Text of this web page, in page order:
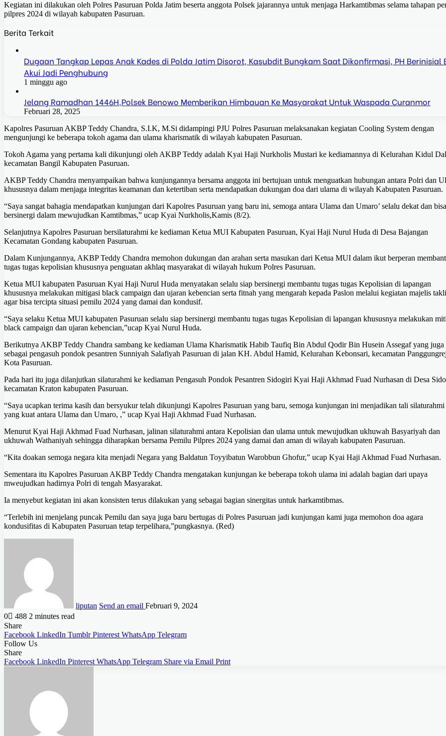
Kegiatan ini dilakukan oleh Polres Pasuruan Polda Jatim beserta anggota Polsek jajarannya untuk menjaga Harkamtibmas selama tahapan
pilpres 2024 di wilayah kabupaten Pasuruan.
Berita Terkait
Dugaan Tangkap Lepas Anak Kades di Polda Jatim Disorot, Kasubdit Bungkam Saat Dikonfirmasi, PH Berinisial
Akui Jadi Penghubung
1 minggu ago
Jelang Ramadhan 1446H,Polsek Benowo Memberikan Himbauan Ke Masyarakat Untuk Waspada Curanmor
Februari 28, 2025
Kapolres Pasuruan AKBP Teddy Chandra, S.I.K, M.Si didampingi PJU Polres Pasuruan melaksanakan kegiatan Cooling System dengan
mengunjungi ke beberapa tokoh agama dan ulama kharismatik di wilayah kabupaten Pasuruan.
Tokoh Agama yang pertama kali dikunjungi oleh AKBP Teddy adalah Kyai Haji Nurkholis Mustari ke kediamannya di Kelurahan Kidul
kecamatan Bangil Kabupaten Pasuruan.
AKBP Teddy Chandra menyampaikan bahwa kunjungannya bersama anggota ini bertujuan untuk menguatkan hubungan antara Polri dan
khususnya dalam menjaga integritas keamanan dan ketertiban serta mendapatkan dukungan doa dari ulama di wilayah Kabupaten Pasuruan.
“Saya sangat bahagia mendapatkan kunjungan dari Kapolres Pasuruan yang baru ini, semoga antara Ulama dan Umaro’ selalu dekat dan bisa
bersinergi dalam mewujudkan Kamtibmas,” ucap Kyai Nurkholis,Kamis (8/2).
Selanjutnya Kapolres Pasuruan bersilaturahmi ke kediaman Ketua MUI Kabupaten Pasuruan, Kyai Haji Nurul Huda di Desa Bajangan
Kecamatan Gondang kabupaten Pasuruan.
Dalam Kunjungannya, AKBP Teddy Chandra memohon dukungan dan arahan serta masukan dari Ketua MUI dalam ikut berperan
tugas tugas kepolisian khususnya penguatan akhlaq masyarakat di wilayah hukum Polres Pasuruan.
Ketua MUI kabupaten Pasuruan Kyai Haji Nurul Huda menyatakan selalu siap bersinergi membantu tugas tugas Kepolisian di lapangan
khususnya melakukan mitigasi black campaign dan ujaran kebencian serta fitnah yang mengarah kepada Paslon melalui kegiatan majelis
agar bisa tercipta situasi pemilu 2024 yang damai dan kondusif.
“Saya selaku Ketua MUI kabupaten Pasuruan selalu siap bersinergi membantu tugas tugas Kepolisian di lapangan khususnya melakukan
black campaign dan ujaran kebencian,”ucap Kyai Nurul Huda.
Berikutnya AKBP Teddy Chandra sambang ke kediaman Ulama Kharismatik Habib Taufiq Bin Abdul Qodir Bin Husein Assegaf yang juga
sebagai pengasuh pondok pesantren Sunniyah Salafiyah Pasuruan di jalan KH. Abdul Hamid, Kelurahan Kebonsari, kecamatan
Kota Pasuruan.
Pada hari itu juga dilanjutkan silaturahmi ke kediaman Pengasuh Pondok Pesantren Sidogiri Kyai Haji Akhmad Fuad Nurhasan di Desa
kecamatan Kraton kabupaten Pasuruan.
“Saya ucapkan terima kasih dan bersyukur telah dikunjungi Kapolres Pasuruan yang baru, semoga kunjungan ini menjadikan tali silaturahmi
yang kuat antara Ulama dan Umaro, ,” ucap Kyai Haji Akhmad Fuad Nurhasan.
Menurut Kyai Haji Akhmad Fuad Nurhasan, jalinan silaturahmi antara Kepolisian dan ulama untuk mewujudkan ukhuwah Basyariyah dan
ukhuwah Wathaniyah sehingga diharapkan bersama Pemilu Pilpres 2024 yang damai dan aman di wilayah kabupaten Pasuruan.
“Kita doakan semoga negara kita menjadi Negara yang Baldatun Toyyibatun Warobbun Ghofur,” ucap Kyai Haji Akhmad Fuad Nurhasan.
Sementara itu Kapolres Pasuruan AKBP Teddy Chandra mengatakan kunjungan ke beberapa tokoh ulama ini adalah bagian dari upaya
mweujudkan hadirnya Polri di tengah Masyarakat.
Ia menyebut kegiatan ini akan konsisten terus dilakukan yang sebagai bagian sinergitas untuk harkamtibmas.
“Terlebih ini menjelang puncak Pemilu dan saya juga baru bertugas di Polres Pasuruan jadi kunjungan kami juga memohon doa agara
kondusifitas di Kabupaten Pasuruan tetap terpelihara,”pungkasnya. (Red)
liputan Send an email Februari 9, 2024
0
488 2 minutes read
Share
Facebook LinkedIn Tumblr Pinterest WhatsApp Telegram
Follow Us
Share
Facebook LinkedIn Pinterest WhatsApp Telegram Share via Email Print